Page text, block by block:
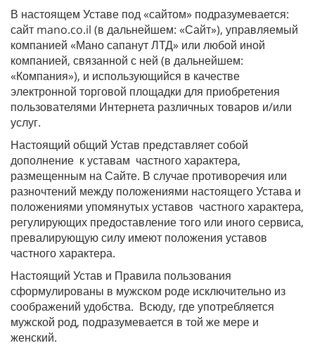
В настоящем Уставе под «сайтом» подразумевается:
сайт mano.co.il (в дальнейшем: «Сайт»), управляемый
компанией «Мано сапанут ЛТД» или любой иной
компанией, связанной с ней (в дальнейшем:
«Компания»), и использующийся в качестве
электронной торговой площадки для приобретения
пользователями Интернета различных товаров и/или
услуг.
Настоящий общий Устав представляет собой
дополнение к уставам частного характера,
размещенным на Сайте. В случае противоречия или
разночтений между положениями настоящего Устава и
положениями упомянутых уставов частного характера,
регулирующих предоставление того или иного сервиса,
превалирующую силу имеют положения уставов
частного характера.
Настоящий Устав и Правила пользования
сформулированы в мужском роде исключительно из
соображений удобства. Всюду, где употребляется
мужской род, подразумевается в той же мере и
женский.